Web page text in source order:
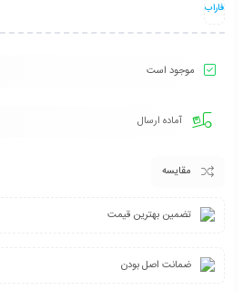
فاراب
موجود است
آماده ارسال
مقایسه
تضمین بهترین قیمت
ضمانت اصل بودن